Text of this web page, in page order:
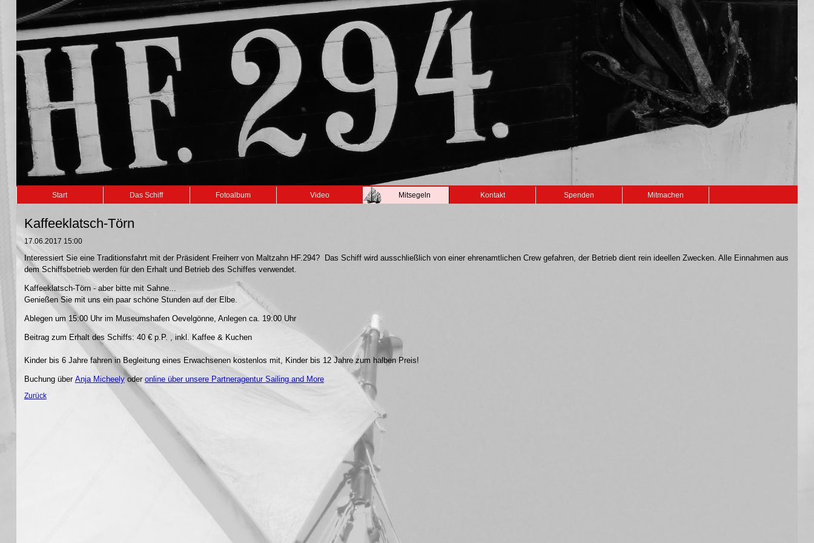
Navigation
überspringen
Start Das Schiff Fotoalbum Video Mitsegeln Kontakt Spenden Mitmachen
Kaffeeklatsch-Törn
17.06.2017 15:00
Interessiert Sie eine Traditionsfahrt mit der Präsident Freiherr von Maltzahn HF.294? Das Schiff wird ausschließlich von einer ehrenamtlichen Crew gefahren, der Betrieb dient rein ideellen Zwecken. Alle Einnahmen aus
dem Schiffsbetrieb werden für den Erhalt und Betrieb des Schiffes verwendet.
Kaffeeklatsch-Törn - aber bitte mit Sahne...
Genießen Sie mit uns ein paar schöne Stunden auf der Elbe.
Ablegen um 15:00 Uhr im Museumshafen Oevelgönne, Anlegen ca. 19:00 Uhr
Beitrag zum Erhalt des Schiffs: 40 € p.P. , inkl. Kaffee & Kuchen
Kinder bis 6 Jahre fahren in Begleitung eines Erwachsenen kostenlos mit, Kinder bis 12 Jahre zum halben Preis!
Buchung über Anja Micheelyoder online über unsere Partneragentur Sailing and More
Zurück